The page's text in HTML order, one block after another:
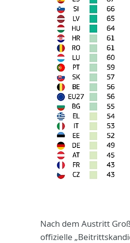
Nach dem Austritt
offizielle